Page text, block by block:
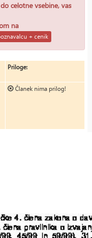
celotne vsebine, vas
na
+ cenik
Priloge:
Članek nima prilog!